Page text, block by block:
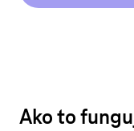
Ako to